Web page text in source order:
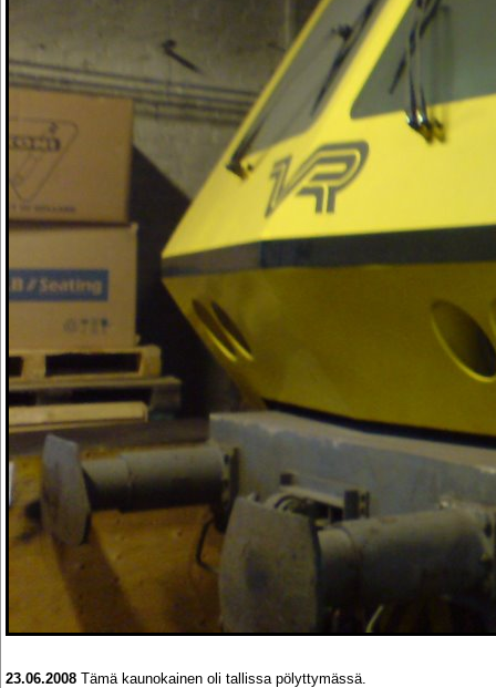
23.06.2008 Tämä kaunokainen oli tallissa pölyttymässä.